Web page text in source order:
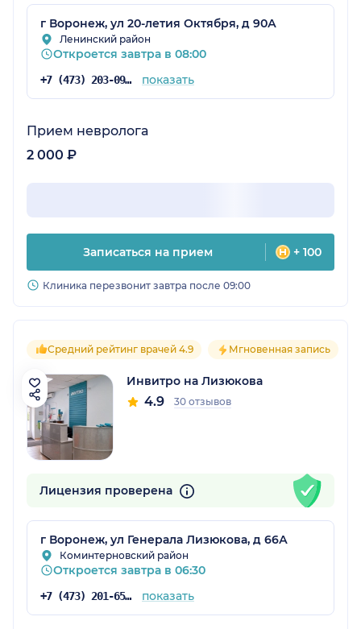
г Воронеж, ул 20-летия Октября, д 90А
Ленинский район
Откроется завтра в 08:00
+7 (473) 203-09-04 показать
Прием невролога
2 000 ₽
Записаться на прием + 100
Клиника перезвонит завтра после 09:00
Средний рейтинг врачей 4.9 Мгновенная запись
Инвитро на Лизюкова
4.9 30 отзывов
Лицензия проверена
г Воронеж, ул Генерала Лизюкова, д 66А
Коминтерновский район
Откроется завтра в 06:30
+7 (473) 201-65-34 показать